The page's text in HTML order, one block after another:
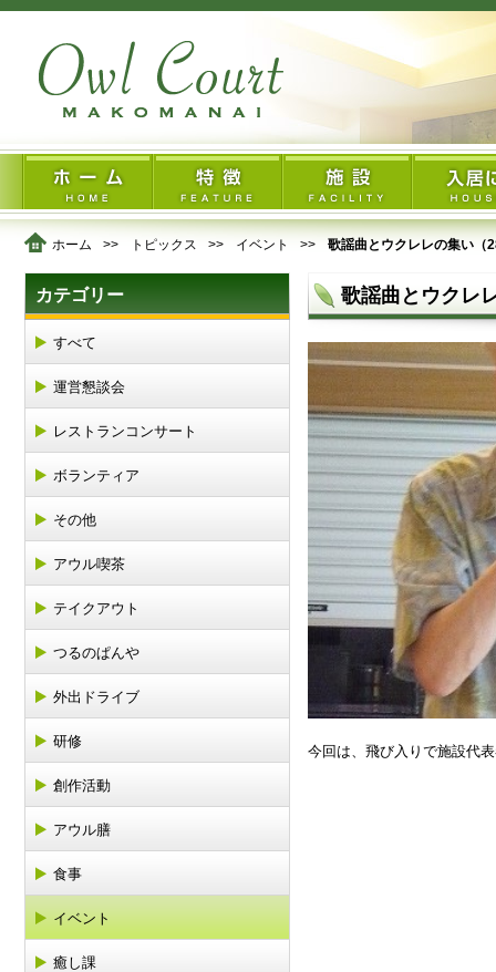
ホーム トピックス イベント 歌謡曲とウクレレの集い（
カテゴリー
すべて
運営懇談会
レストランコンサート
ボランティア
その他
アウル喫茶
テイクアウト
つるのぱんや
外出ドライブ
研修
創作活動
アウル膳
食事
イベント
癒し課
歌謡曲とウクレ
今回は、飛び入りで施設代